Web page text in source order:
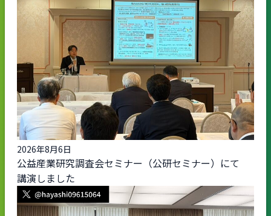
2026年8月6日
公益産業研究調査会セミナー（公研セミナー）にて
講演しました